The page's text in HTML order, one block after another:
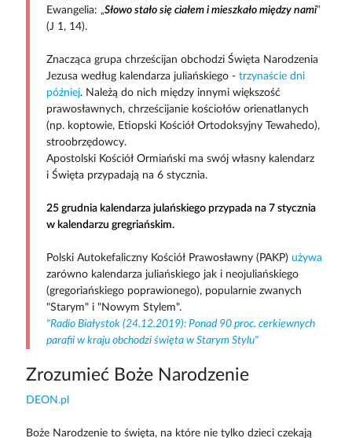
Ewangelia: „Słowo stało się ciałem i mieszkało między nami”
(J 1, 14).
Znacząca grupa chrześcijan obchodzi Święta Narodzenia
Jezusa według kalendarza juliańskiego - trzynaście dni
później. Należą do nich między innymi większość
prawosławnych, chrześcijanie kościołów orienatlanych
(np. koptowie, Etiopski Kościół Ortodoksyjny Tewahedo),
stroobrzędowcy.
Apostolski Kościół Ormiański ma swój własny kalendarz
i Święta przypadają na 6 stycznia.
25 grudnia kalendarza julańskiego przypada na 7 stycznia
w kalendarzu gregriańskim.
Polski Autokefaliczny Kościół Prawosławny (PAKP) używa
zarówno kalendarza juliańskiego jak i neojuliańskiego
(gregoriańskiego poprawionego), popularnie zwanych
"Starym" i "Nowym Stylem".
"Radio Białystok (24.12.2019): Ponad 90 proc. cerkiewnych
parafii w kraju obchodzi święta w Starym Stylu"
Zrozumieć Boże Narodzenie
DEON.pl
Boże Narodzenie to święta, na które nie tylko dzieci czekają